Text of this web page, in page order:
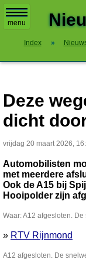
menu
Index »
Deze
dicht
vrijdag 20 maart 2026,
Automobilisten
met meerdere
Ook de A15 bij
Hooipolder zijn
Waar: A12 afgesloten.
» RTV Rijnmond
A12 afgesloten. De